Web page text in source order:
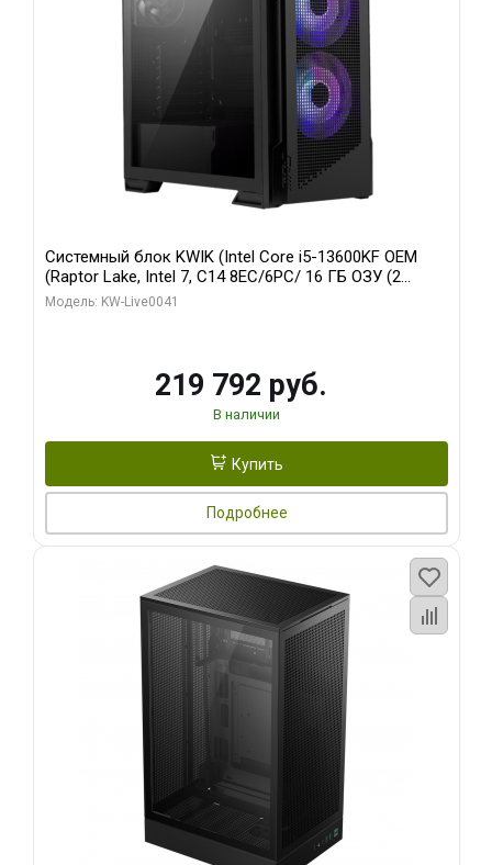
Системный блок KWIK (Intel Core i5-13600KF OEM
(Raptor Lake, Intel 7, C14 8EC/6PC/ 16 ГБ ОЗУ (2
модуля)/ Palit RTX5080 GAMINGPRO OC 16GB GDDR7
Модель: KW-Live0041
219 792 руб.
В наличии
Купить
Подробнее